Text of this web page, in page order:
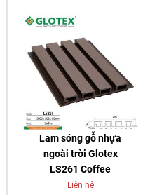
Lam sóng gỗ nhựa
ngoài trời Glotex
LS261 Coffee
Liên hệ